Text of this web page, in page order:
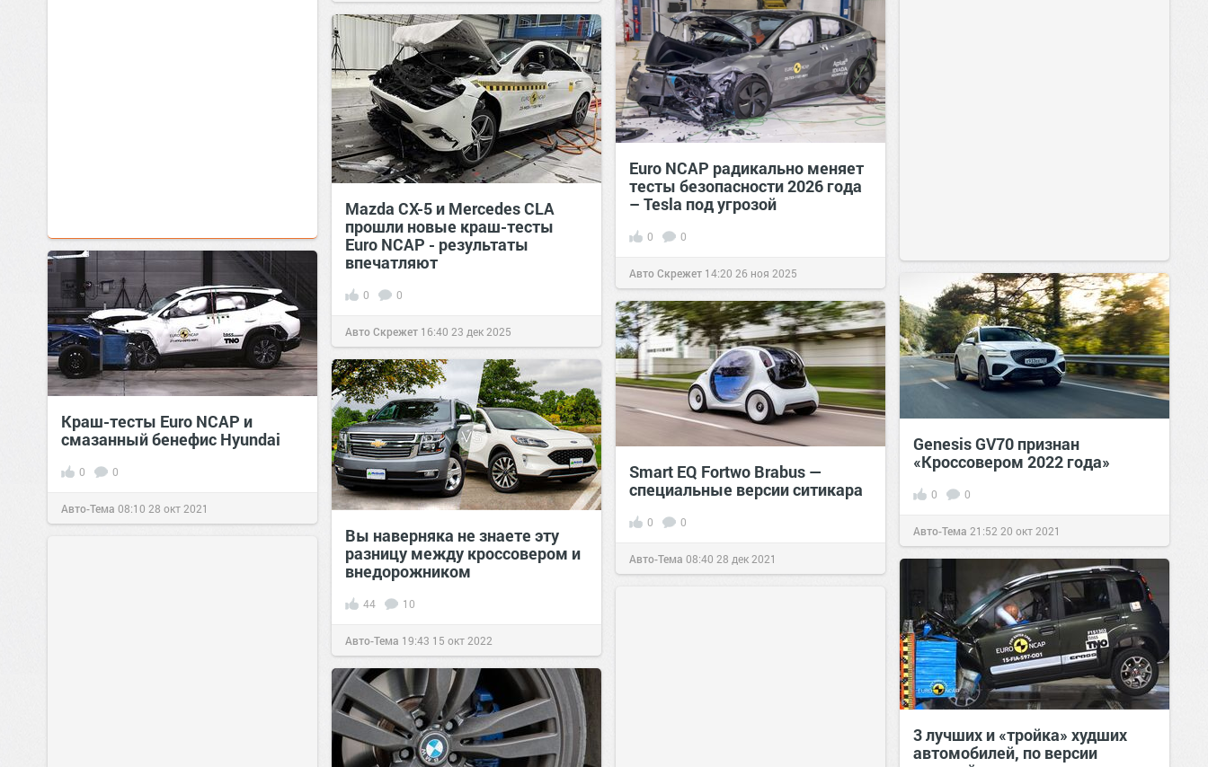
Euro NCAP радикально меняет
тесты безопасности 2026 года
– Tesla под угрозой
0 0
Авто Скрежет 14:20 26 ноя 2025
Mazda CX-5 и Mercedes CLA
прошли новые краш-тесты
Euro NCAP - результаты
впечатляют
0 0
Авто Скрежет 16:40 23 дек 2025
Краш-тесты Euro NCAP и
смазанный бенефис Hyundai
0 0
Авто-Тема 08:10 28 окт 2021
Genesis GV70 признан
«Кроссовером 2022 года»
0 0
Авто-Тема 21:52 20 окт 2021
Smart EQ Fortwo Brabus —
специальные версии ситикара
0 0
Авто-Тема 08:40 28 дек 2021
Вы наверняка не знаете эту
разницу между кроссовером и
внедорожником
44 10
Авто-Тема 19:43 15 окт 2022
3 лучших и «тройка» худших
автомобилей, по версии